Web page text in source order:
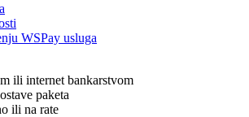
WSPay usluga
ili internet bankarstvom
paketa
ili na rate